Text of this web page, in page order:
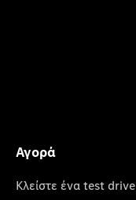
Αγορά
Κλείστε ένα test drive